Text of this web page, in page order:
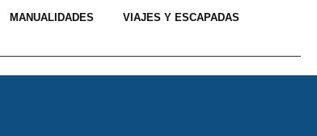
MANUALIDADES VIAJES Y ESCAPADAS